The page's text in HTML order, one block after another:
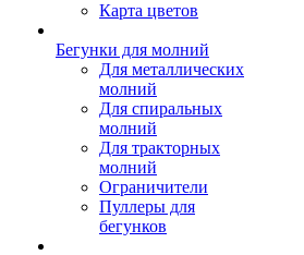
Карта цветов
Бегунки для молний
Для металлических
молний
Для спиральных
молний
Для тракторных
молний
Ограничители
Пуллеры для
бегунков